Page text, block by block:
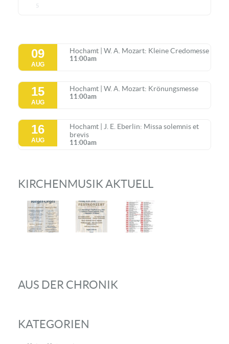
5
09
AUG
Hochamt | W. A. Mozart: Kleine Credomesse
11:00am
15
AUG
Hochamt | W. A. Mozart: Krönungsmesse
11:00am
16
AUG
Hochamt | J. E. Eberlin: Missa solemnis et
brevis
11:00am
KIRCHENMUSIK AKTUELL
AUS DER CHRONIK
KATEGORIEN